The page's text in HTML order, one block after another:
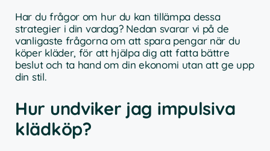
Har du frågor om hur du kan tillämpa dessa
strategier i din vardag? Nedan svarar vi på de
vanligaste frågorna om att spara pengar när du
köper kläder, för att hjälpa dig att fatta bättre
beslut och ta hand om din ekonomi utan att ge upp
din stil.
Hur undviker jag impulsiva
klädköp?